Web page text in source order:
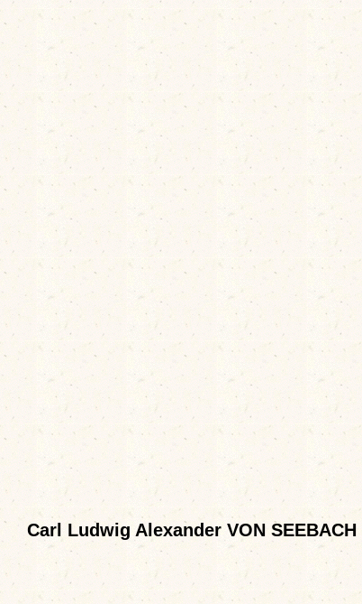
Carl Ludwig Alexander VON SEEBACH